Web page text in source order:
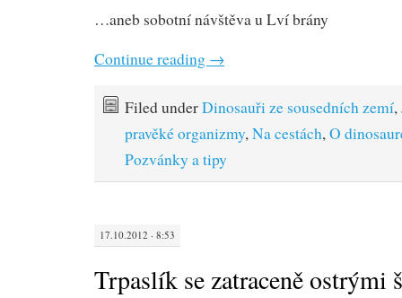
…aneb sobotní návštěva u Lví brány
Continue reading →
Filed underDinosauři ze sousedních zemí,
pravěké organizmy, Na cestách, O
Pozvánky a tipy
17.10.2012 · 8:53
Trpaslík se zatraceně ostrými